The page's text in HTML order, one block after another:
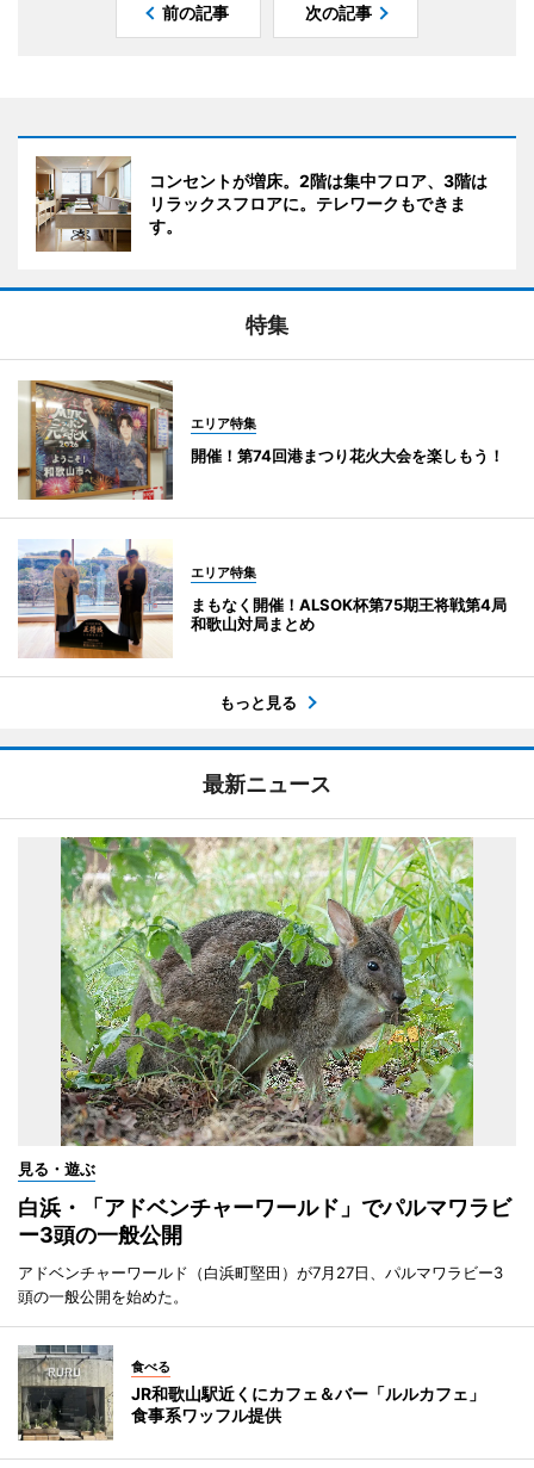
前の記事 次の記事
コンセントが増床。2階は集中フロア、3階は
リラックスフロアに。テレワークもできま
す。
特集
エリア特集
開催！第74回港まつり花火大会を楽しもう！
エリア特集
まもなく開催！ALSOK杯第75期王将戦第4局
和歌山対局まとめ
もっと見る
最新ニュース
見る・遊ぶ
白浜・「アドベンチャーワールド」でパルマワラビ
ー3頭の一般公開
アドベンチャーワールド（白浜町堅田）が7月27日、パルマワラビー3
頭の一般公開を始めた。
食べる
JR和歌山駅近くにカフェ＆バー「ルルカフェ」
食事系ワッフル提供